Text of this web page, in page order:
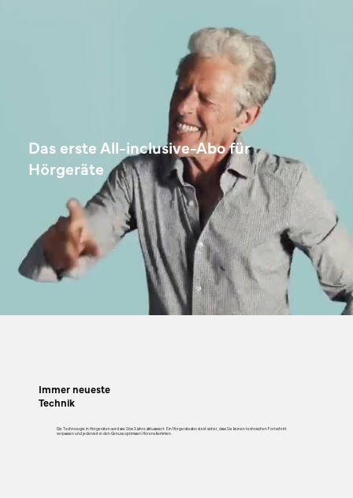
Das erste All-inclusive-Abo für
Hörgeräte
Die Technologie in Hörgeräten wird alle 2 bis 3 Jahre aktualisiert. Ein Hörgeräteabo stellt sicher, dass Sie keinen technischen Fortschritt
verpassen und jederzeit in den Genuss optimalen Hörens kommen.
Immer neueste
Technik